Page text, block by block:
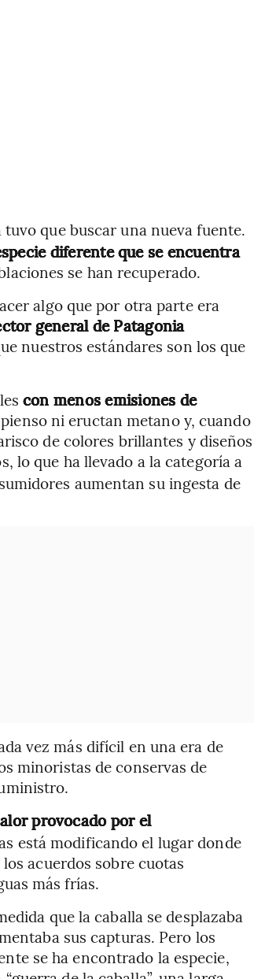
que buscar una nueva fuente.
diferente que se encuentra
se han recuperado.
algo que por otra parte era
general de Patagonia
nuestros estándares son los que
con menos emisiones de
ni eructan metano y, cuando
de colores brillantes y diseños
lo que ha llevado a la categoría a
aumentan su ingesta de
vez más difícil en una era de
minoristas de conservas de
provocado por el
está modificando el lugar donde
acuerdos sobre cuotas
más frías.
que la caballa se desplazaba
sus capturas. Pero los
se ha encontrado la especie,